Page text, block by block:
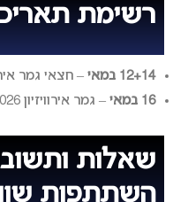
רשימת
12+14 במאי
– חצאי גמר
16 במאי
– גמר אירוויזיון 2026
שאלות
השתתפות